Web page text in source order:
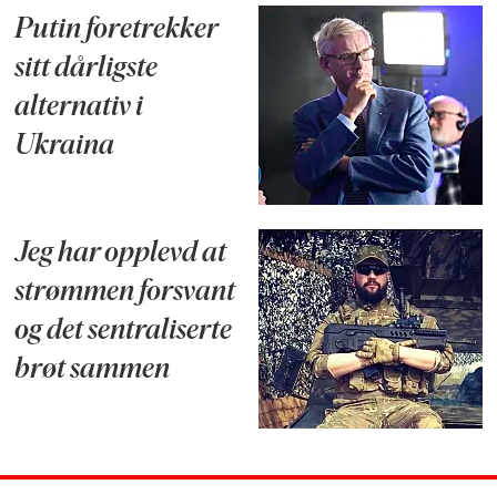
Putin foretrekker
sitt dårligste
alternativ i
Ukraina
Jeg har opplevd at
strømmen forsvant
og det sentraliserte
brøt sammen